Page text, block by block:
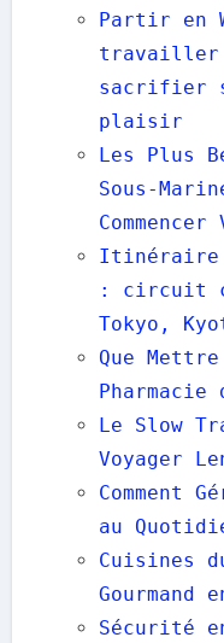
Partir en
travailler
sacrifier
plaisir
Les Plus
Sous-
Itinéraire
: circuit
Tokyo,
Que
Pharmacie
Le Slow
Voyager
Comment
au
Cuisines
Gourmand
Sécurité